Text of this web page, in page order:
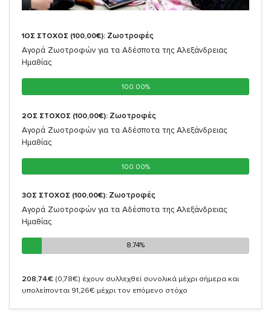
1ΟΣ ΣΤΟΧΟΣ (100,00€): Ζωοτροφές
Αγορά Ζωοτροφών για τα Αδέσποτα της Αλεξάνδρειας
Ημαθίας
100.00%
100.00%
2ΟΣ ΣΤΟΧΟΣ (100,00€): Ζωοτροφές
Αγορά Ζωοτροφών για τα Αδέσποτα της Αλεξάνδρειας
Ημαθίας
100.00%
100.00%
3ΟΣ ΣΤΟΧΟΣ (100,00€): Ζωοτροφές
Αγορά Ζωοτροφών για τα Αδέσποτα της Αλεξάνδρειας
Ημαθίας
8.74%
8.74%
208,74€ (0,78€) έχουν συλλεχθεί συνολικά μέχρι σήμερα και
υπολείπονται 91,26€ μέχρι τον επόμενο στόχο